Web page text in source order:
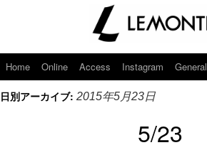
Home Online Access Instagram General
日別アーカイブ: 2015年5月23日
5/23